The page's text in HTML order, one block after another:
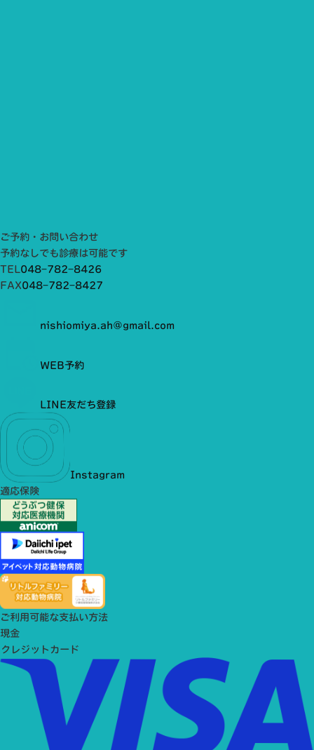
ご予約・お問い合わせ
予約なしでも診療は可能です
TEL 048−782−8426
FAX048−782−8427
nishiomiya.ah@gmail.com
WEB予約
LINE友だち登録
Instagram
適応保険
ご利用可能な支払い方法
現金
クレジットカード